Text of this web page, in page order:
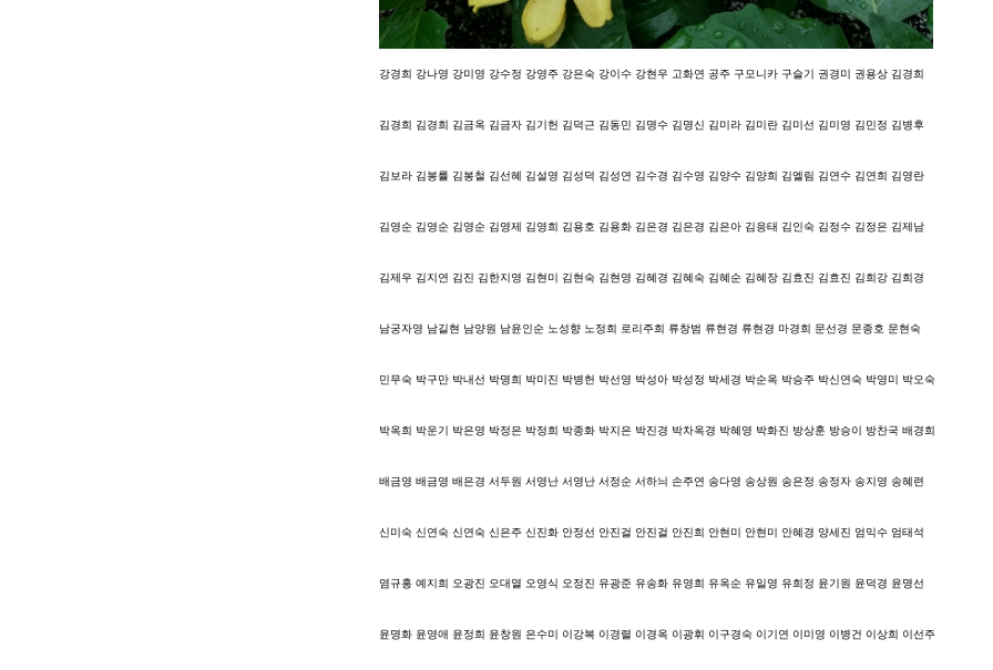
강경희 강나영 강미영 강수정 강영주 강은숙 강이수 강현우 고화연 공주 구모니카 구슬기 권경미 권용상 김경희
김경희 김경희 김금옥 김금자 김기헌 김덕근 김동민 김명수 김명신 김미라 김미란 김미선 김미영 김민정 김병후
김보라 김봉률 김봉철 김선혜 김설영 김성덕 김성연 김수경 김수영 김양수 김양희 김엘림 김연수 김연희 김영란
김영순 김영순 김영순 김영제 김영희 김용호 김용화 김은경 김은경 김은아 김응태 김인숙 김정수 김정은 김제남
김제우 김지연 김진 김한지영 김현미 김현숙 김현영 김혜경 김혜숙 김혜순 김혜장 김효진 김효진 김희강 김희경
남궁자영 남길현 남양원 남윤인순 노성향 노정희 로리주희 류창범 류현경 류현경 마경희 문선경 문종호 문현숙
민무숙 박구만 박내선 박명희 박미진 박병헌 박선영 박성아 박성정 박세경 박순옥 박승주 박신연숙 박영미 박오숙
박옥희 박운기 박은영 박정은 박정희 박종화 박지은 박진경 박차옥경 박혜영 박화진 방상훈 방승이 방찬국 배경희
배금영 배금영 배은경 서두원 서영난 서영난 서정순 서하늬 손주연 송다영 송상원 송은정 송정자 송지영 송혜련
신미숙 신연숙 신연숙 신은주 신진화 안정선 안진걸 안진걸 안진희 안현미 안현미 안혜경 양세진 엄익수 엄태석
염규홍 예지희 오광진 오대열 오영식 오정진 유광준 유송화 유영희 유옥순 유일영 유희정 윤기원 윤덕경 윤명선
윤명화 윤영애 윤정희 윤창원 은수미 이강복 이경렬 이경옥 이광휘 이구경숙 이기연 이미영 이병건 이상희 이선주